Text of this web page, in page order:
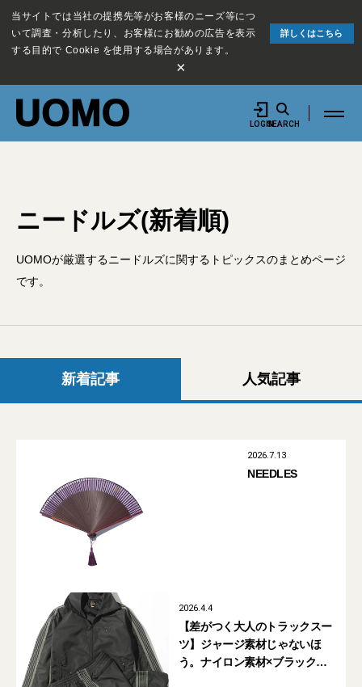
当サイトでは当社の提携先等がお客様のニーズ等につ
いて調査・分析したり、お客様にお勧めの広告を表示
する目的で Cookie を使用する場合があります。
詳しくはこちら
×
LOGINSEARCH
ニードルズ(新着順)
UOMOが厳選するニードルズに関するトピックスのまとめページ
です。
新着記事 人気記事
2026.7.13
NEEDLES
2026.4.4
【差がつく大人のトラックスー
ツ】ジャージ素材じゃないほ
う。ナイロン素材×ブラックカ